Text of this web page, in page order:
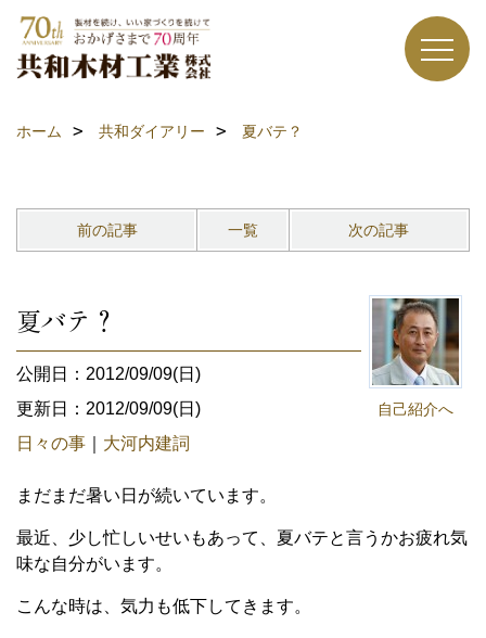
ホーム 共和ダイアリー 夏バテ？
前の記事 一覧 次の記事
自己紹介へ
夏バテ？
公開日：2012/09/09(日)
更新日：2012/09/09(日)
日々の事
大河内建詞
まだまだ暑い日が続いています。
最近、少し忙しいせいもあって、夏バテと言うかお疲れ気
味な自分がいます。
こんな時は、気力も低下してきます。